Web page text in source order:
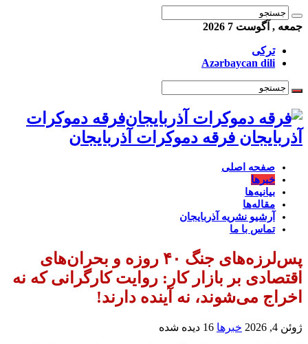
جمعه , آگوست 7 2026
ترکی
Azərbaycan dili
فرقه دموکرات
آذربایجان فرقه دموکرات آذربایجان
صفحه اصلی
خبرها
بیانیه‌ها
مقاله‌ها
آرشیو نشریه آذربایجان
تماس با ما
پس‌لرزه‌های جنگ ۴۰ روزه و بحران‌های
اقتصادی بر بازار کار: روایت کارگرانی که نه
اخراج می‌شوند، نه آینده دارند!
ژوئن 4, 2026 خبرها 16 دیده شده